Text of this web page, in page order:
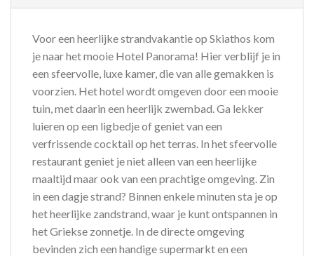
Voor een heerlijke strandvakantie op Skiathos kom
je naar het mooie Hotel Panorama! Hier verblijf je in
een sfeervolle, luxe kamer, die van alle gemakken is
voorzien. Het hotel wordt omgeven door een mooie
tuin, met daarin een heerlijk zwembad. Ga lekker
luieren op een ligbedje of geniet van een
verfrissende cocktail op het terras. In het sfeervolle
restaurant geniet je niet alleen van een heerlijke
maaltijd maar ook van een prachtige omgeving. Zin
in een dagje strand? Binnen enkele minuten sta je op
het heerlijke zandstrand, waar je kunt ontspannen in
het Griekse zonnetje. In de directe omgeving
bevinden zich een handige supermarkt en een